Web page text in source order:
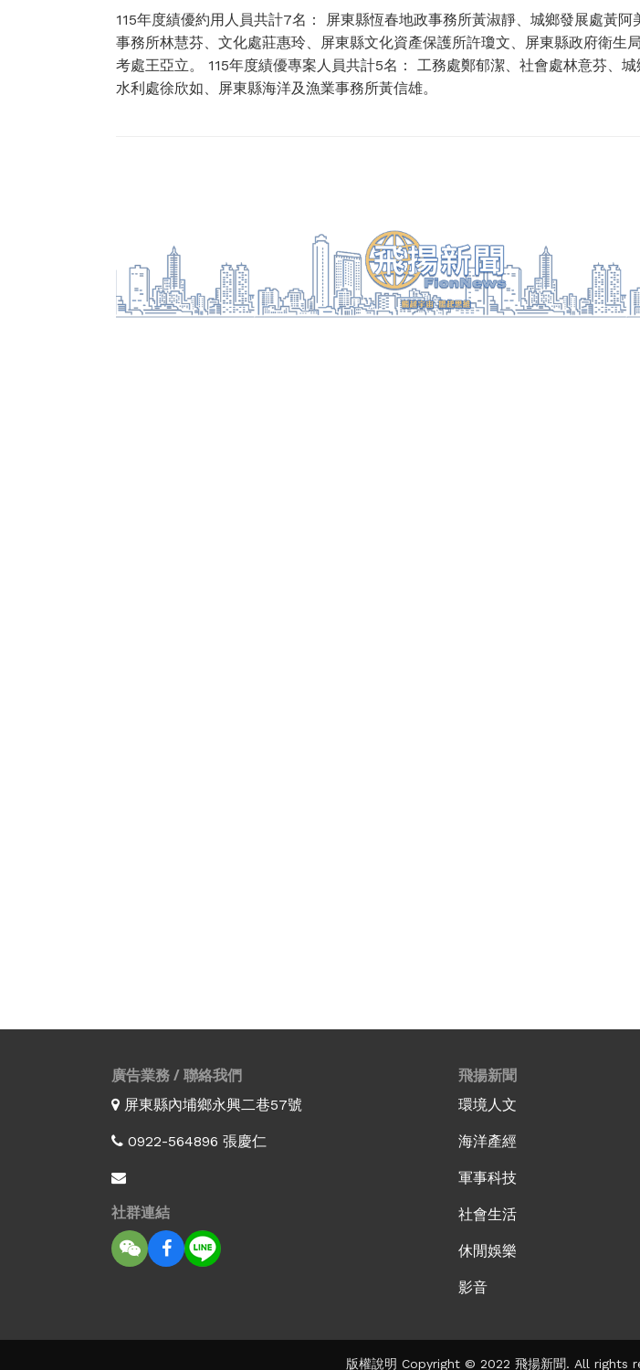
115年度績優約用人員共計7名： 屏東縣恆春地政事務所黃淑靜、城鄉發展處黃阿
事務所林慧芬、文化處莊惠玲、屏東縣文化資產保護所許瓊文、屏東縣政府衛生
考處王亞立。 115年度績優專案人員共計5名： 工務處鄭郁潔、社會處林意芬、城
水利處徐欣如、屏東縣海洋及漁業事務所黃信雄。
廣告業務 / 聯絡我們
屏東縣內埔鄉永興二巷57號
0922-564896 張慶仁
社群連結
飛揚新聞
環境人文
海洋產經
軍事科技
社會生活
休閒娛樂
影音
版權說明 Copyright © 2022 飛揚新聞. All rights